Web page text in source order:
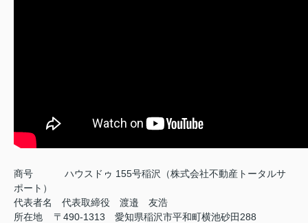
商号
ハウスドゥ 155号稲沢（株式会社不動産トータルサ
ポート）
代表者名 代表取締役 渡邉 友浩
所在地 〒490-1313 愛知県稲沢市平和町横池砂田288